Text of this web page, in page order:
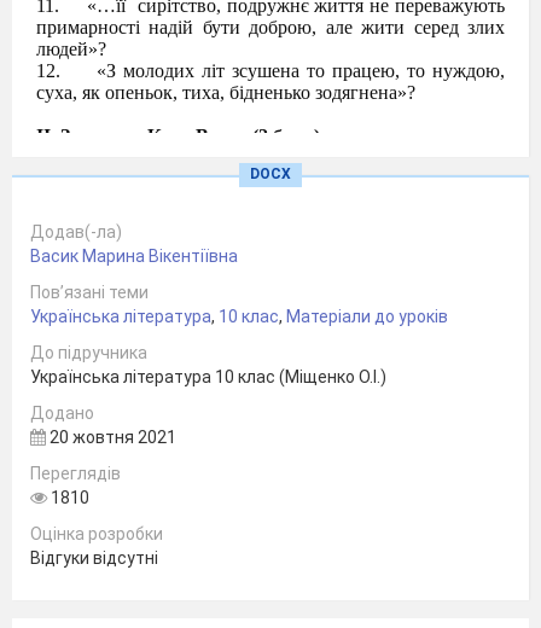
«…її сирітство, подружнє життя не переважують
примарності надій бути доброю, але жити серед злих
людей»?
«З молодих літ зсушена то працею, то нуждою,
суха, як опеньок, тиха, бідненько зодягнена»?
ІІ. Заповни «Кола Вена» (2 бали).
DOCX
Додав(-ла)
Васик Марина Вікентіївна
Пов’язані теми
Українська література, 10 клас, Матеріали до уроків
До підручника
Українська література 10 клас (Міщенко О.І.)
Додано
20 жовтня 2021
Переглядів
1810
Оцінка розробки
Відгуки відсутні